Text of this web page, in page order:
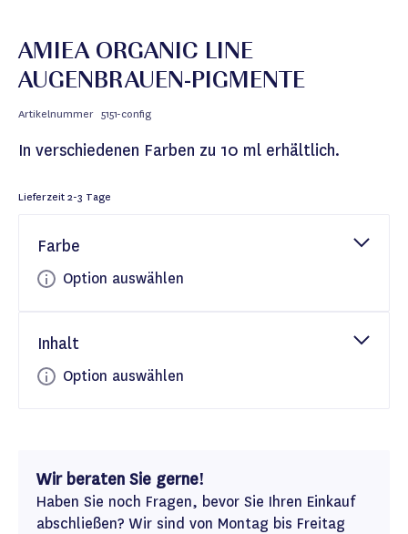
AMIEA ORGANIC LINE
AUGENBRAUEN-PIGMENTE
Artikelnummer 5151-config
In verschiedenen Farben zu 10 ml erhältlich.
Lieferzeit2-3 Tage
Farbe
Option auswählen
Inhalt
Option auswählen
Wir beraten Sie gerne!
Haben Sie noch Fragen, bevor Sie Ihren Einkauf
abschließen? Wir sind von Montag bis Freitag